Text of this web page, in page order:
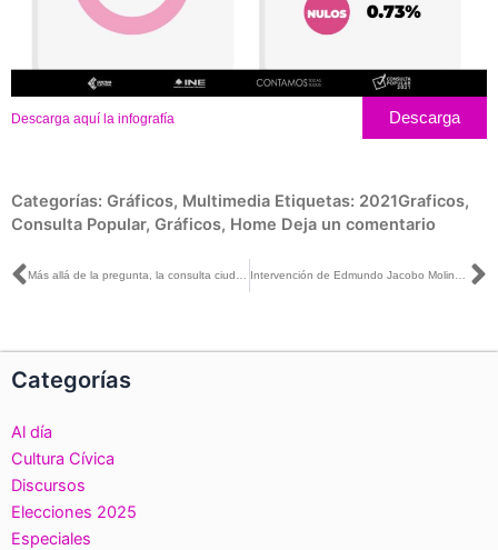
Descarga aquí la infografía Descarga
Categorías: Gráficos, Multimedia Etiquetas: 2021Graficos,
Consulta Popular, Gráficos, Home Deja un comentario
Ant
Categorías
Al día
Cultura Cívica
Discursos
Elecciones 2025
Especiales